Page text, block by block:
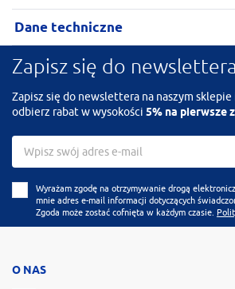
Dane techniczne
Zapisz się do newslettera
Zapisz się do newslettera na naszym
odbierz rabat w wysokości 5% na pierwsze
Wyrażam zgodę na otrzymywanie drogą
mnie adres e-mail informacji dotyczących
Zgoda może zostać cofnięta w każdym czasie.
O NAS